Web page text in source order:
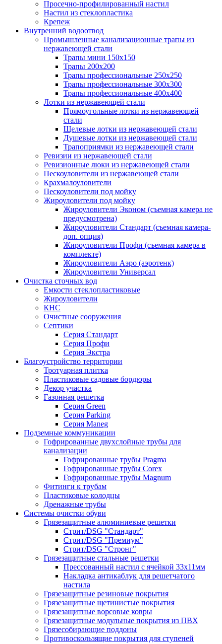
Просечно-профилированный настил
Настил из стеклопластика
Крепеж
Внутренний водоотвод
Промышленные канализационные трапы из
нержавеющей стали
Трапы мини 150х150
Трапы 200х200
Трапы профессиональные 250х250
Трапы профессиональные 300х300
Трапы профессиональные 400х400
Лотки из нержавеющей стали
Прямоугольные лотки из нержавеющей
стали
Щелевые лотки из нержавеющей стали
Душевые лотки из нержавеющей стали
Трапоприямки из нержавеющей стали
Ревизии из нержавеющей стали
Ревизионные люки из нержавеющей стали
Пескоуловители из нержавеющей стали
Крахмалоуловители
Пескоуловители под мойку
Жироуловители под мойку
Жироуловители Эконом (съемная камера не
предусмотрена)
Жироуловители Стандарт (съемная камера-
доп. опция)
Жироуловители Профи (съемная камера в
комплекте)
Жироуловители Аэро (аэротенк)
Жироуловители Универсал
Очистка сточных вод
Емкости стеклопластиковые
Жироуловители
КНС
Очистные сооружения
Септики
Серия Стандарт
Серия Профи
Серия Экстра
Благоустройство территории
Тротуарная плитка
Пластиковые садовые бордюры
Декор участка
Газонная решетка
Серия Green
Серия Parking
Серия Maneg
Подземные коммуникации
Гофрированные двухслойные трубы для
канализации
Гофрированные трубы Pragma
Гофрированные трубы Corex
Гофрированные трубы Magnum
Фитинги к трубам
Пластиковые колодцы
Дренажные трубы
Системы очистки обуви
Грязезащитные алюминиевые решетки
Стрит/DSG "Стандарт"
Стрит/DSG "Премиум"
Стрит/DSG "Стронг"
Грязезащитные стальные решетки
Прессованный настил с ячейкой 33х11мм
Накладка антикаблук для решетчатого
настила
Грязезащитные резиновые покрытия
Грязезащитные щетинистые покрытия
Грязезащитные ворсовые ковры
Грязезащитные модульные покрытия из ПВХ
Грязесобирающие поддоны
Противоскользящие покрытия для ступеней